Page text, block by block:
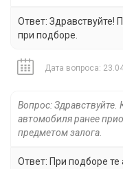
Ответ: Здравствуйте!
при подборе.
Дата вопроса:
Вопрос: Здравствуйте.
автомобиля ранее
предметом залога.
Ответ: При подборе